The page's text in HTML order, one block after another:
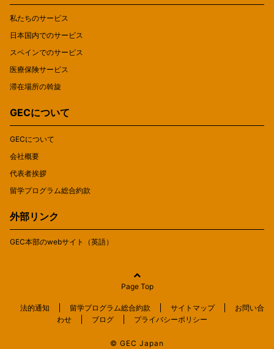
私たちのサービス
日本国内でのサービス
スペインでのサービス
医療保険サービス
滞在場所の斡旋
GECについて
GECについて
会社概要
代表者挨拶
留学プログラム総合約款
外部リンク
GEC本部のwebサイト（英語）
Page Top
法的通知 留学プログラム総合約款 サイトマップ
お問い合
わせ
ブログ プライバシーポリシー
© GEC Japan